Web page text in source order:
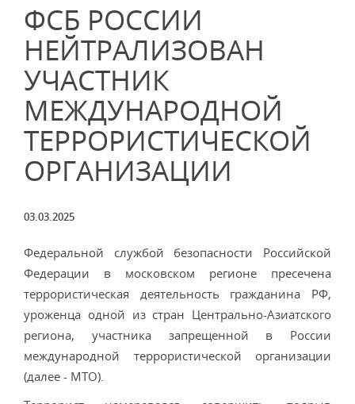
ФСБ РОССИИ
НЕЙТРАЛИЗОВАН
УЧАСТНИК
МЕЖДУНАРОДНОЙ
ТЕРРОРИСТИЧЕСКОЙ
ОРГАНИЗАЦИИ
03.03.2025
Федеральной службой безопасности Российской
Федерации в московском регионе пресечена
террористическая деятельность гражданина РФ,
уроженца одной из стран Центрально-Азиатского
региона, участника запрещенной в России
международной террористической организации
(далее - МТО).